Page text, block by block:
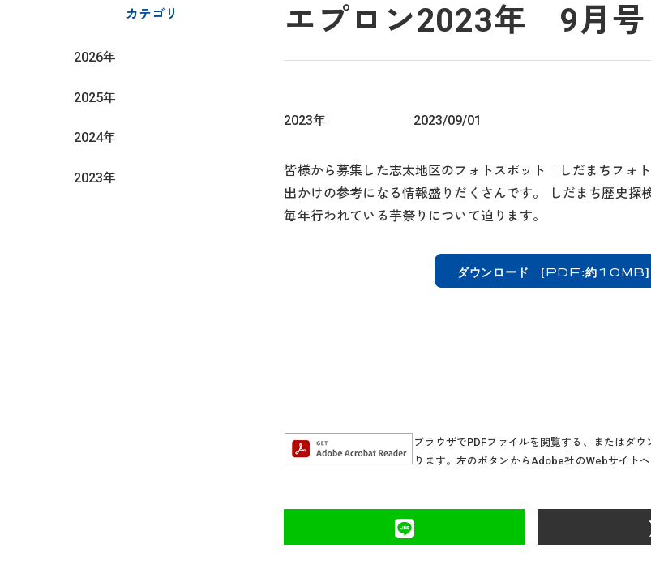
カテゴリ
2026年
2025年
2024年
2023年
エプロン2023年 9月号
2023年 2023/09/01
皆様から募集した志太地区のフォトスポット「しだまちフォ
出かけの参考になる情報盛りだくさんです。 しだまち歴史探
毎年行われている芋祭りについて迫ります。
ダウンロード [PDF:約10MB]
ブラウザでPDFファイルを閲覧する、またはダ
ります。 左のボタンからAdobe社のWebサイト